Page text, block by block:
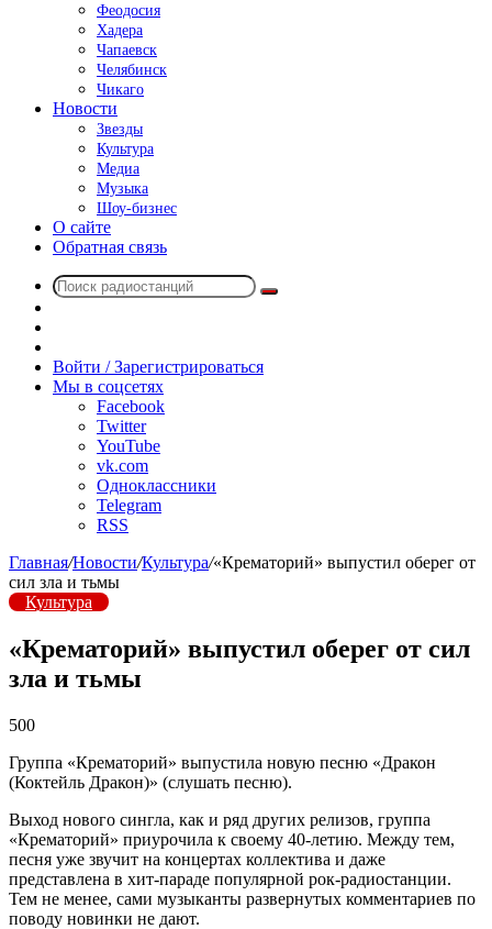
Феодосия
Хадера
Чапаевск
Челябинск
Чикаго
Новости
Звезды
Культура
Медиа
Музыка
Шоу-бизнес
О сайте
Обратная связь
Поиск
радио
Войти / Зарегистрироваться
Мы в соцсетях
Facebook
Twitter
YouTube
vk.com
Одноклассники
Telegram
RSS
Главная/Новости/Культура/«Крематорий» выпустил оберег от
сил зла и тьмы
Культура
«Крематорий» выпустил оберег от сил
зла и тьмы
500
Группа «Крематорий» выпустила новую песню «Дракон
(Коктейль Дракон)» (слушать песню).
Выход нового сингла, как и ряд других релизов, группа
«Крематорий» приурочила к своему 40-летию. Между тем,
песня уже звучит на концертах коллектива и даже
представлена в хит-параде популярной рок-радиостанции.
Тем не менее, сами музыканты развернутых комментариев по
поводу новинки не дают.